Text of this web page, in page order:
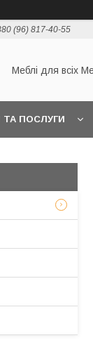
(96) 817-40-55
Меблі для всіх
ТА ПОСЛУГИ